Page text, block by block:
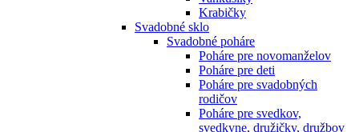
Krabičky
Svadobné sklo
Svadobné poháre
Poháre pre novomanželov
Poháre pre deti
Poháre pre svadobných
rodičov
Poháre pre svedkov,
svedkyne, družičky, družbov